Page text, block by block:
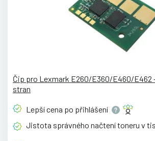
Čip pro Lexmark E260/E360/E460/E462
stran
Lepší cena po přihlášení
Jistota správného načtení toneru v